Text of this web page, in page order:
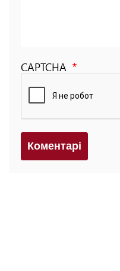
CAPTCHA
Коментарi